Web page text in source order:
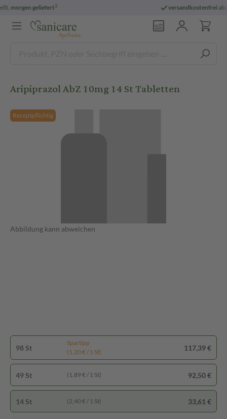
ab 29 € und für E-Rezepte
Aripiprazol AbZ 10mg 14 St Tabletten
Rezeptpflichtig
Abbildung kann abweichen
98 St
Spartipp
(1,20 € / 1 St)
117,39 €
49 St (1,89 € / 1 St) 92,50 €
14 St (2,40 € / 1 St) 33,61 €